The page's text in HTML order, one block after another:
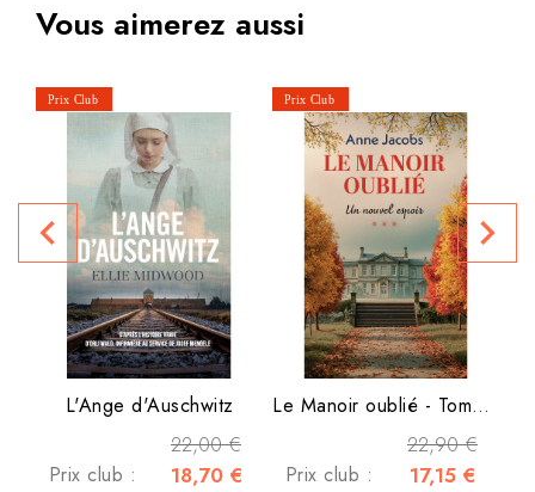
Vous aimerez aussi
L'Ange d'Auschwitz
22,00 €
Prix club : 18,70 €
Le Manoir oublié - Tome 3 -...
22,90 €
Prix club : 17,15 €
navigate_before navigate_next